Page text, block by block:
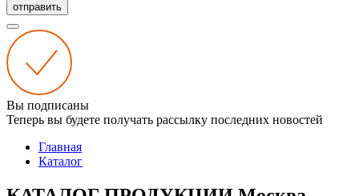
отправить
Вы подписаны
Теперь вы будете получать рассылку последних новостей
Главная
Каталог